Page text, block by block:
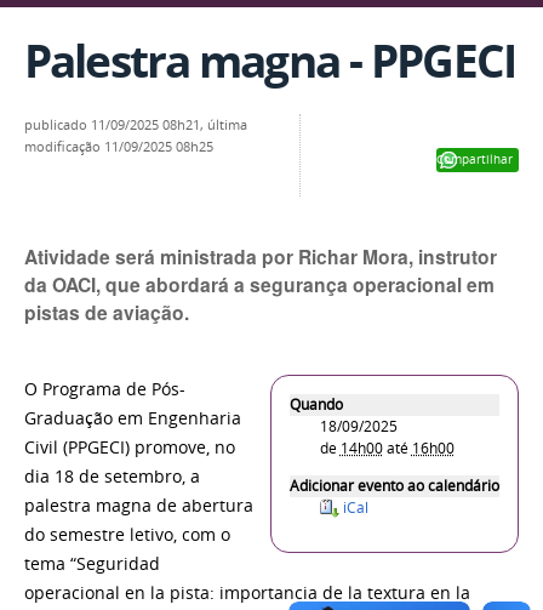
Palestra magna - PPGECI
Compartilhar
publicado 11/09/2025 08h21, última
modificação 11/09/2025 08h25
Atividade será ministrada por Richar Mora, instrutor
da OACI, que abordará a segurança operacional em
pistas de aviação.
Quando
18/09/2025
de 14h00até 16h00
Adicionar evento ao calendário
iCal
O Programa de Pós-
Graduação em Engenharia
Civil (PPGECI) promove, no
dia 18 de setembro, a
palestra magna de abertura
do semestre letivo, com o
tema “Seguridad
operacional en la pista: importancia de la textura en la